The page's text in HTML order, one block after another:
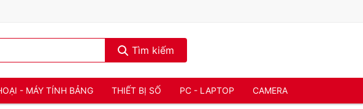
Tìm kiếm
- MÁY TÍNH BẢNG THIẾT BỊ SỐ PC - LAPTOP CAMERA